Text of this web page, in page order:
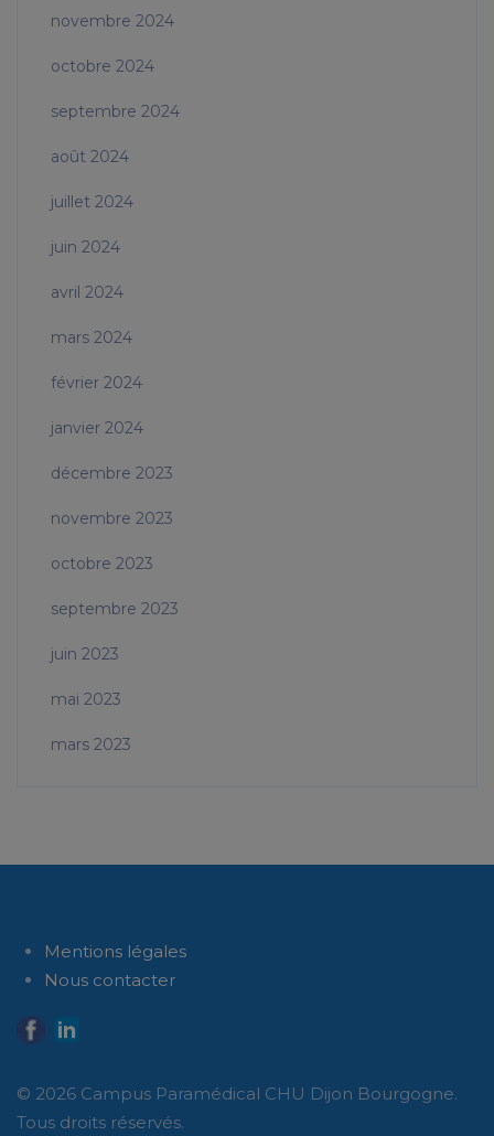
novembre 2024
octobre 2024
septembre 2024
août 2024
juillet 2024
juin 2024
avril 2024
mars 2024
février 2024
janvier 2024
décembre 2023
novembre 2023
octobre 2023
septembre 2023
juin 2023
mai 2023
mars 2023
Mentions légales
Nous contacter
© 2026 Campus Paramédical CHU Dijon Bourgogne.
Tous droits réservés.